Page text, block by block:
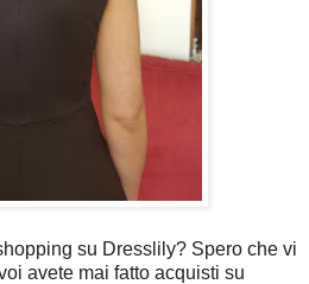
su Dresslily? Spero che vi
avete mai fatto acquisti su